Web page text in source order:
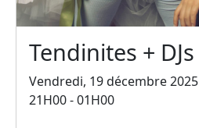
Tendinites + DJs
Vendredi, 19 décembre 2025
21H00 - 01H00